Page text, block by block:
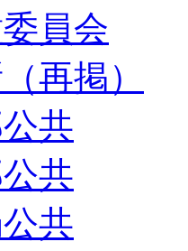
員会
再掲）
共
共
共